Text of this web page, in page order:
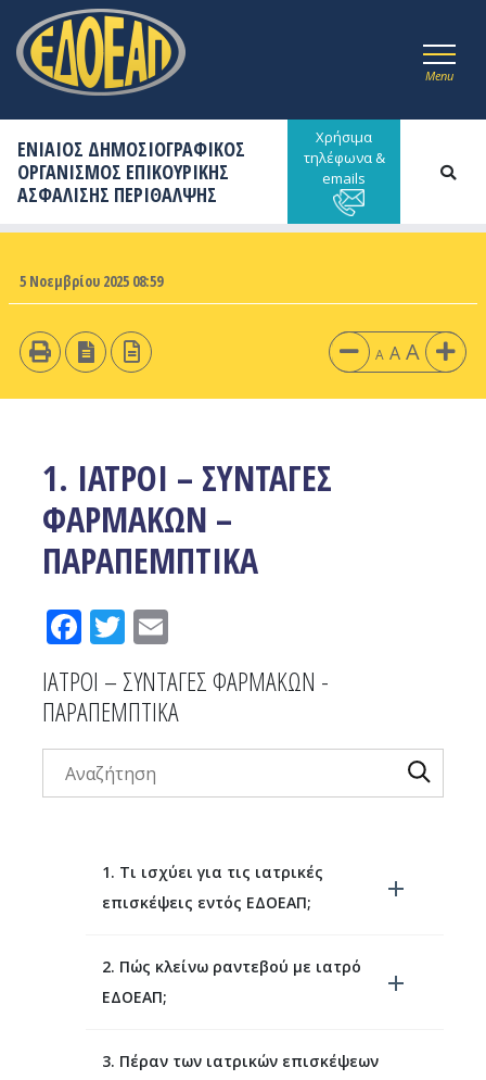
Menu
ΕΝΙΑΙΟΣ ΔΗΜΟΣΙΟΓΡΑΦΙΚΟΣ
ΟΡΓΑΝΙΣΜΟΣ ΕΠΙΚΟΥΡΙΚΗΣ
ΑΣΦΑΛΙΣΗΣ ΠΕΡΙΘΑΛΨΗΣ
Χρήσιμα
τηλέφωνα &
emails
5 Νοεμβρίου 2025 08:59
A A A
1. ΙΑΤΡΟΙ – ΣΥΝΤΑΓΕΣ
ΦΑΡΜΑΚΩΝ –
ΠΑΡΑΠΕΜΠΤΙΚΑ
Facebook
Twitter
ΙΑΤΡΟΙ – ΣΥΝΤΑΓΕΣ ΦΑΡΜΑΚΩΝ -
ΠΑΡΑΠΕΜΠΤΙΚΑ
1. Τι ισχύει για τις ιατρικές
επισκέψεις εντός ΕΔΟΕΑΠ;
2. Πώς κλείνω ραντεβού με ιατρό
ΕΔΟΕΑΠ;
3. Πέραν των ιατρικών επισκέψεων